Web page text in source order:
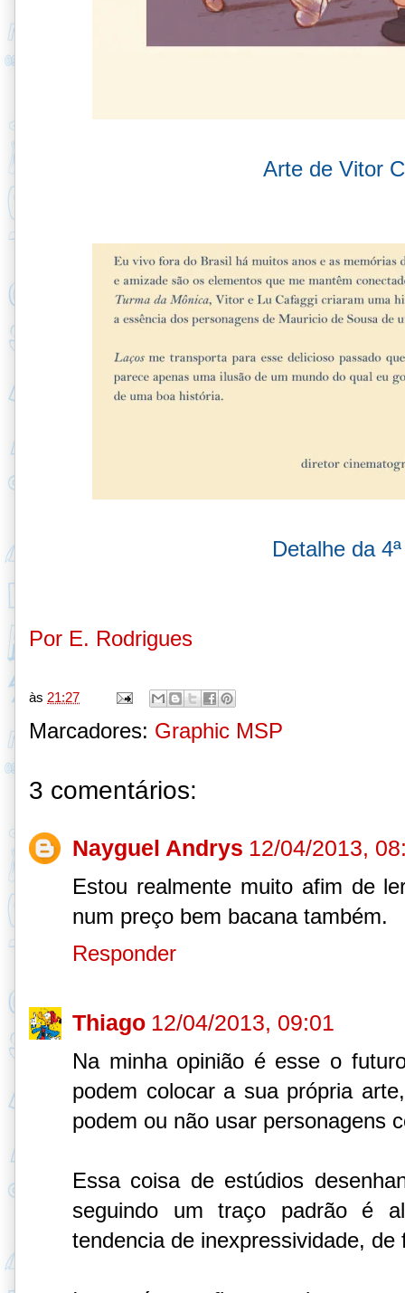
Arte de Vitor
Detalhe da
Por E. Rodrigues
às 21:27
Marcadores: Graphic MSP
3 comentários:
Nayguel Andrys 12/04/2013,
Estou realmente muito afim de
num preço bem bacana também.
Responder
Thiago 12/04/2013, 09:01
Na minha opinião é esse o
podem colocar a sua própria
podem ou não usar personagens
Essa coisa de estúdios
seguindo um traço padrão é
tendencia de inexpressividade, de